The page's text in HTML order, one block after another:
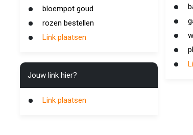
bloempot goud
rozen bestellen
Link plaatsen
Jouw link hier?
Link plaatsen